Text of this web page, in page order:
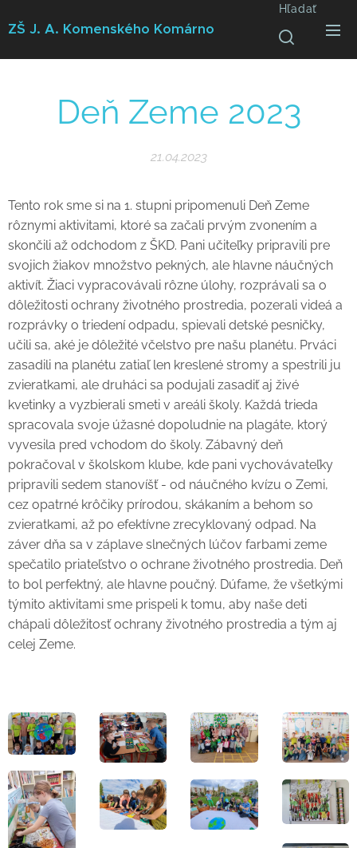
ZŠ J. A. Komenského Komárno
Hľadať
Deň Zeme 2023
21.04.2023
Tento rok sme si na 1. stupni pripomenuli Deň Zeme
rôznymi aktivitami, ktoré sa začali prvým zvonením a
skončili až odchodom z ŠKD. Pani učiteľky pripravili pre
svojich žiakov množstvo pekných, ale hlavne náučných
aktivít. Žiaci vypracovávali rôzne úlohy, rozprávali sa o
dôležitosti ochrany životného prostredia, pozerali videá a
rozprávky o triedení odpadu, spievali detské pesničky,
učili sa, aké je dôležité včelstvo pre našu planétu. Prváci
zasadili na planétu zatiaľ len kreslené stromy a spestrili ju
zvieratkami, ale druháci sa podujali zasadiť aj živé
kvetinky a vyzbierali smeti v areáli školy. Každá trieda
spracovala svoje úžasné dopoludnie na plagáte, ktorý
vyvesila pred vchodom do školy. Zábavný deň
pokračoval v školskom klube, kde pani vychovávateľky
pripravili sedem stanovíšť - od náučného kvízu o Zemi,
cez opatrné krôčiky prírodou, skákaním a behom so
zvieratkami, až po efektívne zrecyklovaný odpad. Na
záver dňa sa v záplave slnečných lúčov farbami zeme
spečatilo priateľstvo o ochrane životného prostredia. Deň
to bol perfektný, ale hlavne poučný. Dúfame, že všetkými
týmito aktivitami sme prispeli k tomu, aby naše deti
chápali dôležitosť ochrany životného prostredia a tým aj
celej Zeme.